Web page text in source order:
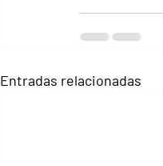
Entradas relacionadas